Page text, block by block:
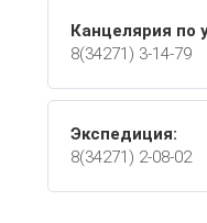
Канцелярия по
8(34271) 3-14-79
Экспедиция:
8(34271) 2-08-02